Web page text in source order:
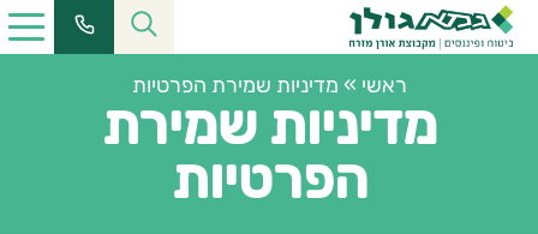
ראשי » מדיניות שמירת הפרטיות
מדיניות שמירת
הפרטיות